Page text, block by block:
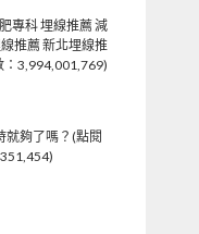
專科 埋線推薦 減
推薦 新北埋線推
：3,994,001,769)
就夠了嗎？(點閱